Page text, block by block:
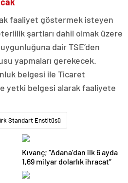
faaliyet göstermek isteyen
şartları dahil olmak üzere
dair TSE’den
yapmaları gerekecek.
belgesi ile Ticaret
yetki belgesi alarak faaliyete
Standart Enstitüsü
Kıvanç; “Adana’dan ilk 6 ayda
1,69 milyar dolarlık ihracat”